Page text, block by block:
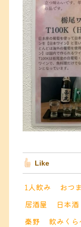
Like
1人飲み おつ
居酒屋
日本酒
秦野
飲みくら